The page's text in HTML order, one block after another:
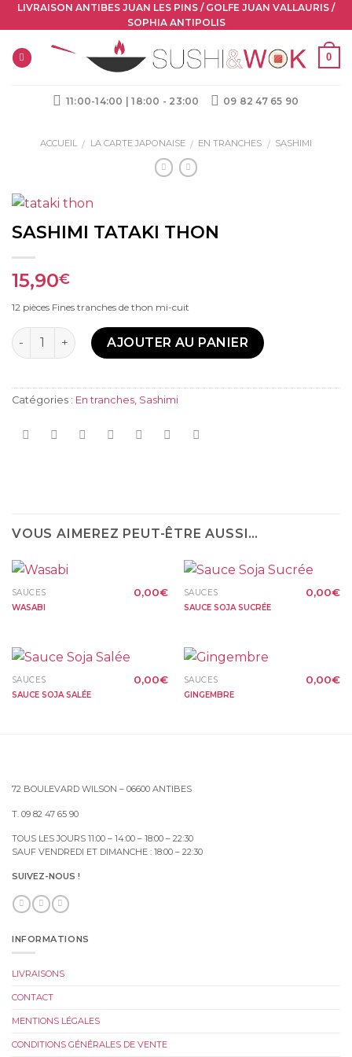
Skip
to
content
LIVRAISON ANTIBES JUAN LES PINS / GOLFE JUAN VALLAURIS /
SOPHIA ANTIPOLIS
0
11:00-14:00 | 18:00 - 23:00 09 82 47 65 90
ACCUEIL / LA CARTE JAPONAISE / EN TRANCHES / SASHIMI
SASHIMI TATAKI THON
15,90€
12 pièces Fines tranches de thon mi-cuit
Quantité
AJOUTER AU PANIER
Catégories : En tranches Sashimi
VOUS AIMEREZ PEUT-ÊTRE AUSSI…
SAUCES
WASABI
0,00€
SAUCES
SAUCE SOJA SUCRÉE
0,00€
SAUCES
SAUCE SOJA SALÉE
0,00€
SAUCES
GINGEMBRE
0,00€
72 BOULEVARD WILSON – 06600 ANTIBES
T. 09 82 47 65 90
TOUS LES JOURS 11:00 – 14:00 – 18:00 – 22:30
SAUF VENDREDI ET DIMANCHE : 18:00 – 22:30
SUIVEZ-NOUS !
INFORMATIONS
LIVRAISONS
CONTACT
MENTIONS LÉGALES
CONDITIONS GÉNÉRALES DE VENTE